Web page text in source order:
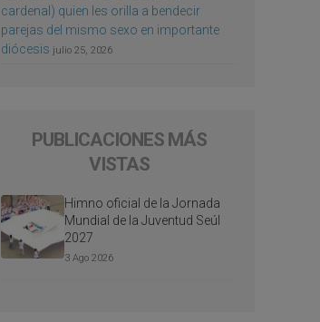
cardenal) quien les orilla a bendecir
parejas del mismo sexo en importante
diócesis julio 25, 2026
PUBLICACIONES MÁS
VISTAS
Himno oficial de la Jornada
Mundial de la Juventud Seúl
2027
3 Ago 2026